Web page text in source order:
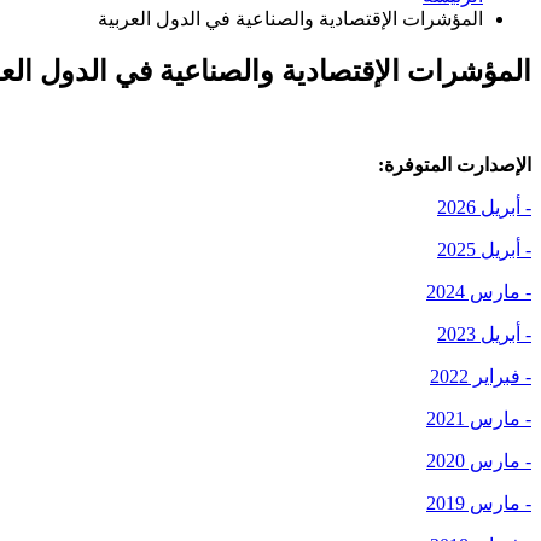
المؤشرات الإقتصادية والصناعية في الدول العربية
المؤشرات الإقتصادية والصناعية في الدول
الإصدارت المتوفرة:
- أبريل 2026
- أبريل 2025
- مارس 2024
- أبريل 2023
- فبراير 2022
- مارس 2021
- مارس 2020
- مارس 2019